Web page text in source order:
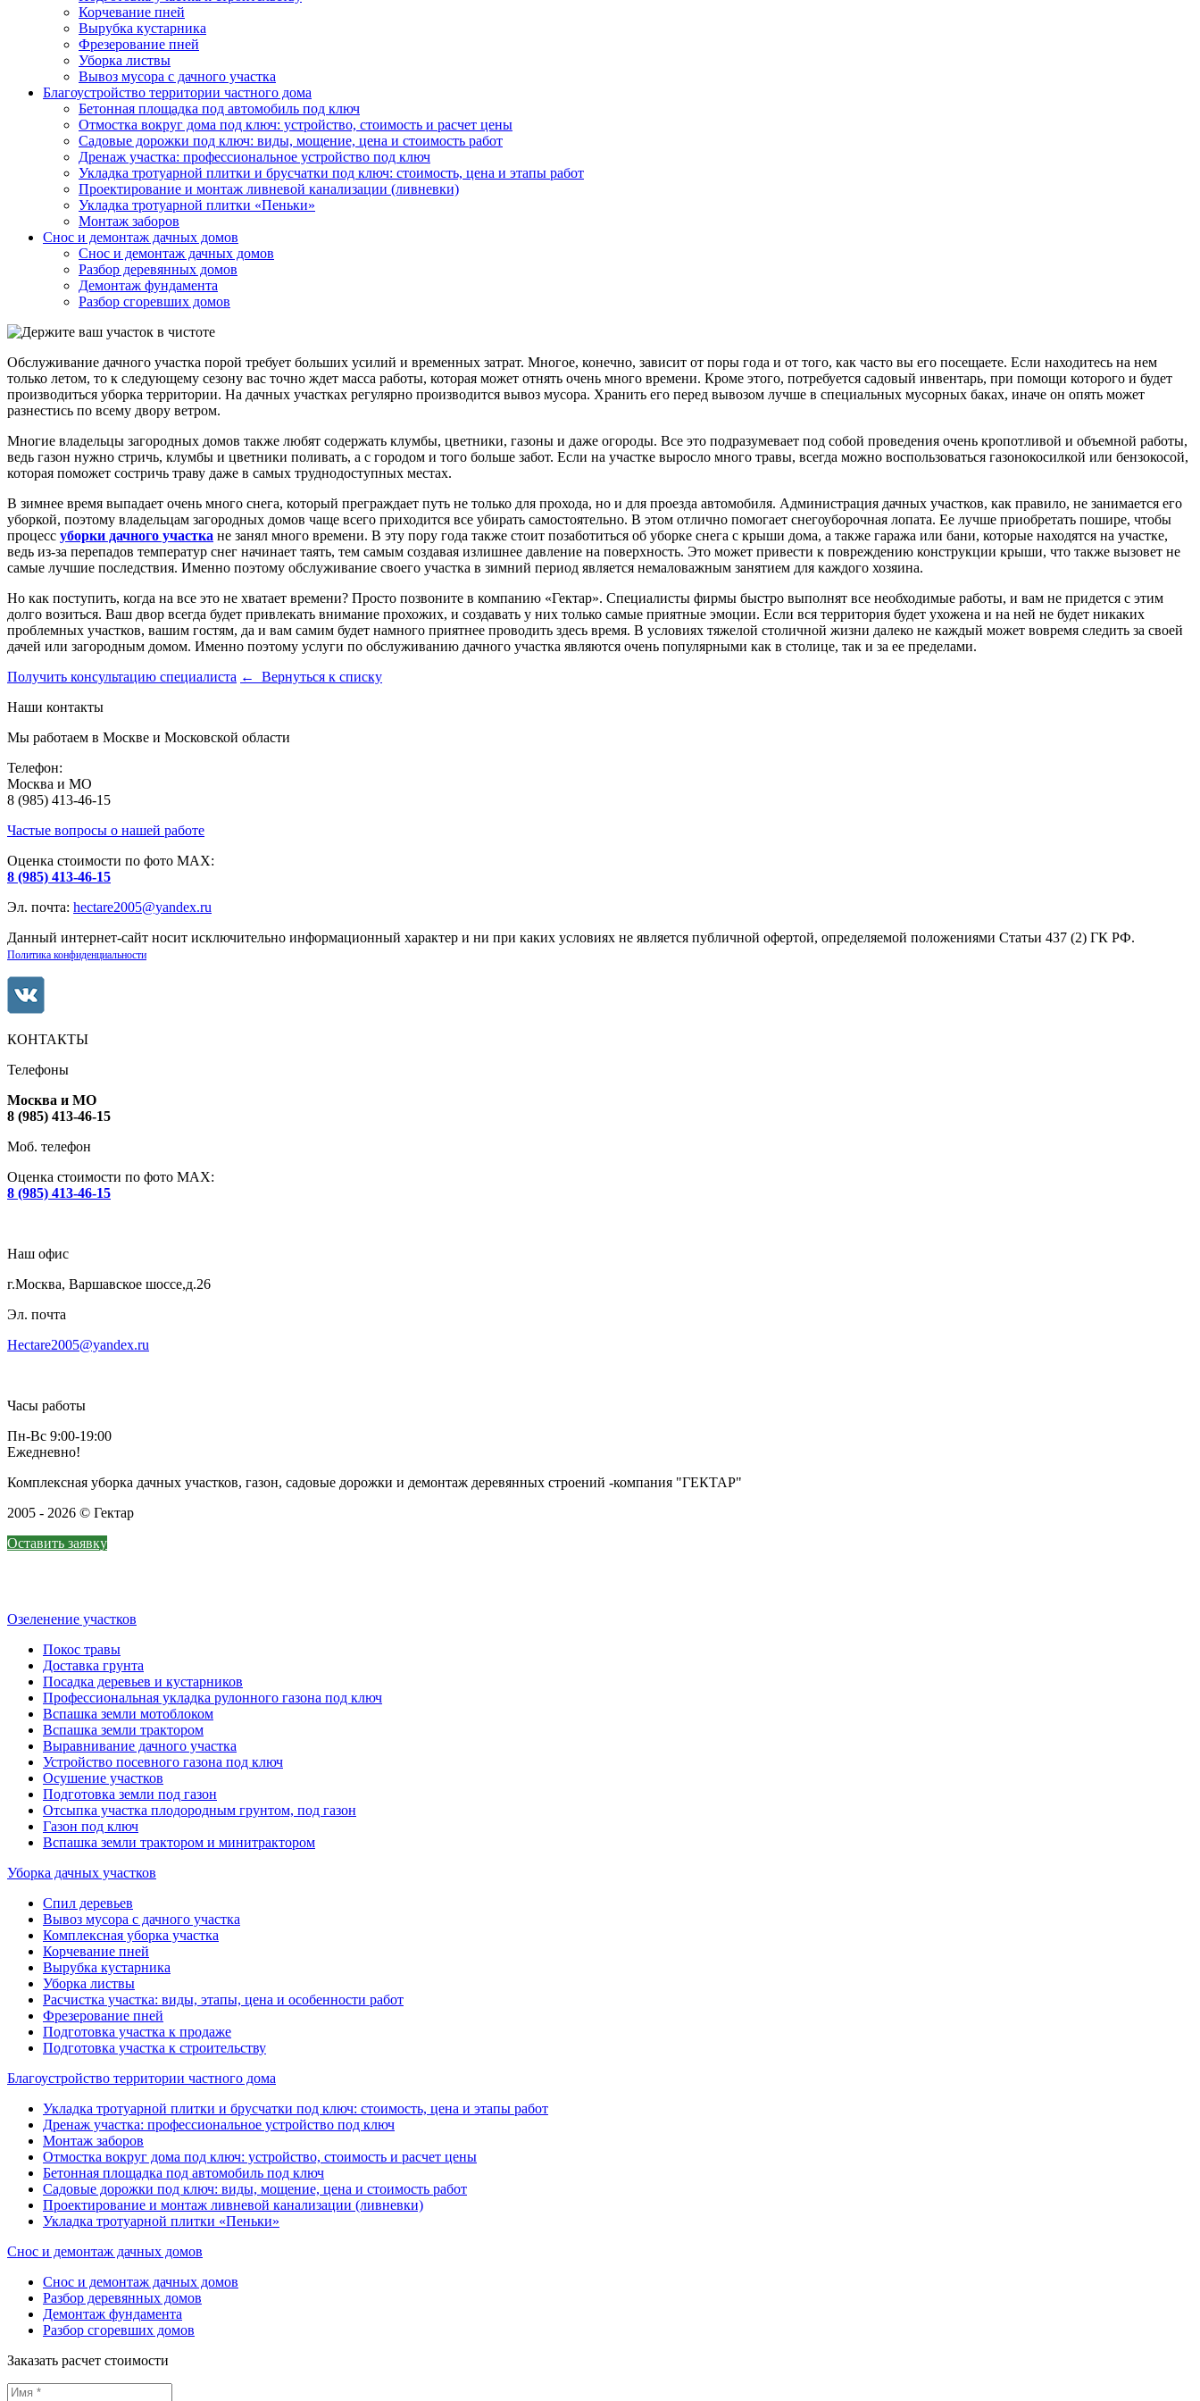
Корчевание пней
Вырубка кустарника
Фрезерование пней
Уборка листвы
Вывоз мусора с дачного участка
Благоустройство территории частного дома
Бетонная площадка под автомобиль под ключ
Отмостка вокруг дома под ключ: устройство, стоимость и расчет цены
Садовые дорожки под ключ: виды, мощение, цена и стоимость работ
Дренаж участка: профессиональное устройство под ключ
Укладка тротуарной плитки и брусчатки под ключ: стоимость, цена и этапы работ
Проектирование и монтаж ливневой канализации (ливневки)
Укладка тротуарной плитки «Пеньки»
Монтаж заборов
Снос и демонтаж дачных домов
Снос и демонтаж дачных домов
Разбор деревянных домов
Демонтаж фундамента
Разбор сгоревших домов
Обслуживание дачного участка порой требует больших усилий и временных затрат. Многое, конечно, зависит от поры года и от того, как часто вы его посещаете. Если находитесь на нем
только летом, то к следующему сезону вас точно ждет масса работы, которая может отнять очень много времени. Кроме этого, потребуется садовый инвентарь, при помощи которого и будет
производиться уборка территории. На дачных участках регулярно производится вывоз мусора. Хранить его перед вывозом лучше в специальных мусорных баках, иначе он опять может
разнестись по всему двору ветром.
Многие владельцы загородных домов также любят содержать клумбы, цветники, газоны и даже огороды. Все это подразумевает под собой проведения очень кропотливой и объемной работы,
ведь газон нужно стричь, клумбы и цветники поливать, а с городом и того больше забот. Если на участке выросло много травы, всегда можно воспользоваться газонокосилкой или бензокосой,
которая поможет состричь траву даже в самых труднодоступных местах.
В зимнее время выпадает очень много снега, который преграждает путь не только для прохода, но и для проезда автомобиля. Администрация дачных участков, как правило, не занимается его
уборкой, поэтому владельцам загородных домов чаще всего приходится все убирать самостоятельно. В этом отлично помогает снегоуборочная лопата. Ее лучше приобретать пошире, чтобы
процесс уборки дачного участка не занял много времени. В эту пору года также стоит позаботиться об уборке снега с крыши дома, а также гаража или бани, которые находятся на участке,
ведь из-за перепадов температур снег начинает таять, тем самым создавая излишнее давление на поверхность. Это может привести к повреждению конструкции крыши, что также вызовет не
самые лучшие последствия. Именно поэтому обслуживание своего участка в зимний период является немаловажным занятием для каждого хозяина.
Но как поступить, когда на все это не хватает времени? Просто позвоните в компанию «Гектар». Специалисты фирмы быстро выполнят все необходимые работы, и вам не придется с этим
долго возиться. Ваш двор всегда будет привлекать внимание прохожих, и создавать у них только самые приятные эмоции. Если вся территория будет ухожена и на ней не будет никаких
проблемных участков, вашим гостям, да и вам самим будет намного приятнее проводить здесь время. В условиях тяжелой столичной жизни далеко не каждый может вовремя следить за своей
дачей или загородным домом. Именно поэтому услуги по обслуживанию дачного участка являются очень популярными как в столице, так и за ее пределами.
Получить консультацию специалиста ← Вернуться к списку
Наши контакты
Мы работаем в Москве и Московской области
Телефон:
Москва и МО
8 (985) 413-46-15
Частые вопросы о нашей работе
Оценка стоимости по фото МАХ:
8 (985) 413-46-15
Эл. почта: hectare2005@yandex.ru
Данный интернет-сайт носит исключительно информационный характер и ни при каких условиях не является публичной офертой, определяемой положениями Статьи 437 (2) ГК РФ.
Политика конфиденциальности
КОНТАКТЫ
Телефоны
Москва и МО
8 (985) 413-46-15
Моб. телефон
Оценка стоимости по фото МАХ:
8 (985) 413-46-15
Наш офис
г.Москва, Варшавское шоссе,д.26
Эл. почта
Hectare2005@yandex.ru
Часы работы
Пн-Вс 9:00-19:00
Ежедневно!
Комплексная уборка дачных участков, газон, садовые дорожки и демонтаж деревянных строений -компания "ГЕКТАР"
2005 - 2026 © Гектар
Оставить заявку
Озеленение участков
Покос травы
Доставка грунта
Посадка деревьев и кустарников
Профессиональная укладка рулонного газона под ключ
Вспашка земли мотоблоком
Вспашка земли трактором
Выравнивание дачного участка
Устройство посевного газона под ключ
Осушение участков
Подготовка земли под газон
Отсыпка участка плодородным грунтом, под газон
Газон под ключ
Вспашка земли трактором и минитрактором
Уборка дачных участков
Спил деревьев
Вывоз мусора с дачного участка
Комплексная уборка участка
Корчевание пней
Вырубка кустарника
Уборка листвы
Расчистка участка: виды, этапы, цена и особенности работ
Фрезерование пней
Подготовка участка к продаже
Подготовка участка к строительству
Благоустройство территории частного дома
Укладка тротуарной плитки и брусчатки под ключ: стоимость, цена и этапы работ
Дренаж участка: профессиональное устройство под ключ
Монтаж заборов
Отмостка вокруг дома под ключ: устройство, стоимость и расчет цены
Бетонная площадка под автомобиль под ключ
Садовые дорожки под ключ: виды, мощение, цена и стоимость работ
Проектирование и монтаж ливневой канализации (ливневки)
Укладка тротуарной плитки «Пеньки»
Снос и демонтаж дачных домов
Снос и демонтаж дачных домов
Разбор деревянных домов
Демонтаж фундамента
Разбор сгоревших домов
Заказать расчет стоимости